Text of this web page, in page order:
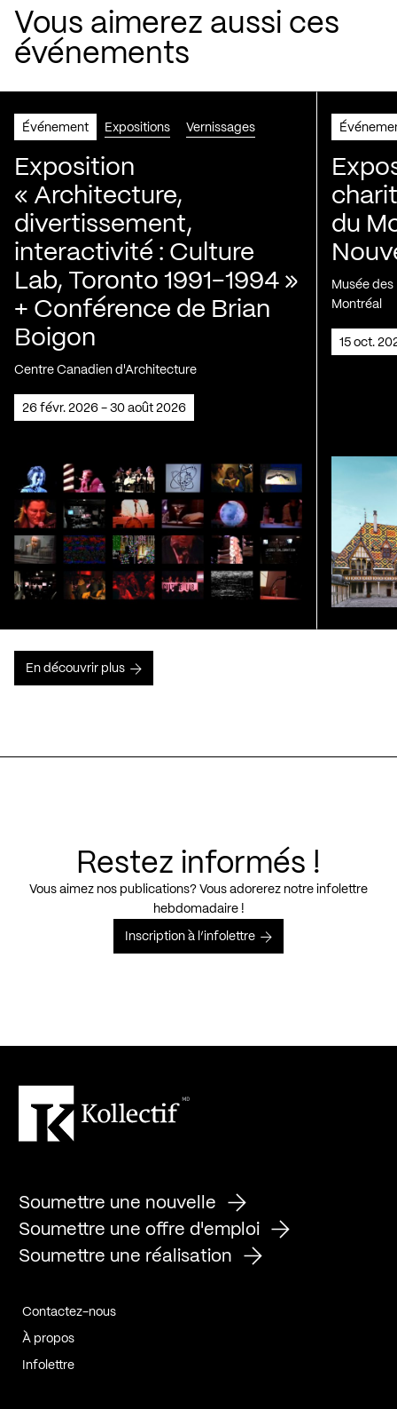
Vous aimerez aussi ces
événements
Événement Expositions Vernissages
Exposition
« Architecture,
divertissement,
interactivité : Culture
Lab, Toronto 1991-1994 »
+ Conférence de Brian
Boigon
Centre Canadien d'Architecture
26 févr. 2026 - 30 août 2026
du
Musée
Montréal
15 oct.
En découvrir plus
Restez informés !
Vous aimez nos publications? Vous adorerez notre infolettre
hebdomadaire !
Inscription à l’infolettre
Soumettre une nouvelle
Soumettre une offre d'emploi
Soumettre une réalisation
Contactez-nous
À propos
Infolettre